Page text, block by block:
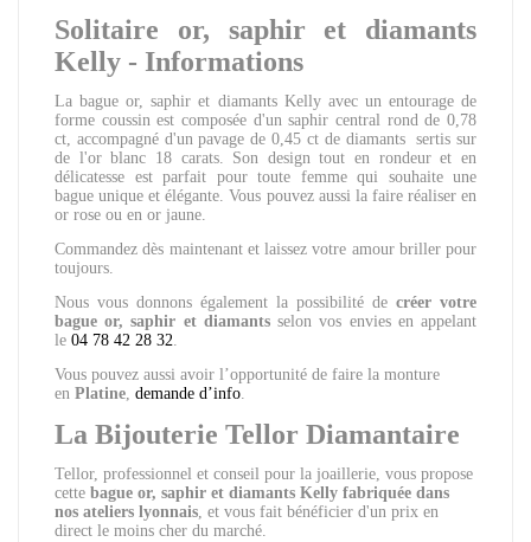
Solitaire or, saphir et diamants
Kelly - Informations
La bague or, saphir et diamants Kelly avec un entourage de
forme coussin est composée d'un saphir central rond de 0,78
ct, accompagné d'un pavage de 0,45 ct de diamants sertis sur
de l'or blanc 18 carats. Son design tout en rondeur et en
délicatesse est parfait pour toute femme qui souhaite une
bague unique et élégante. Vous pouvez aussi la faire réaliser en
or rose ou en or jaune.
Commandez dès maintenant et laissez votre amour briller pour
toujours.
Nous vous donnons également la possibilité de créer votre
bague or, saphir et diamantsselon vos envies en appelant
le 04 78 42 28 32
Vous pouvez aussi avoir l’opportunité de faire la monture
en Platine demande d’info
La Bijouterie Tellor Diamantaire
Tellor, professionnel et conseil pour la joaillerie, vous propose
cette bague or, saphir et diamants Kelly fabriquée dans
nos ateliers lyonnais, et vous fait bénéficier d'un prix en
direct le moins cher du marché.